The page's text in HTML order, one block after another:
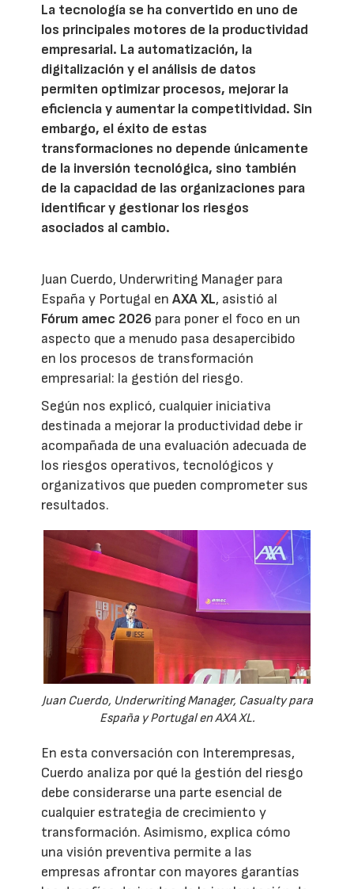
La tecnología se ha convertido en uno de
los principales motores de la productividad
empresarial. La automatización, la
digitalización y el análisis de datos
permiten optimizar procesos, mejorar la
eficiencia y aumentar la competitividad. Sin
embargo, el éxito de estas
transformaciones no depende únicamente
de la inversión tecnológica, sino también
de la capacidad de las organizaciones para
identificar y gestionar los riesgos
asociados al cambio.
Juan Cuerdo, Underwriting Manager para
España y Portugal enAXA XL, asistió al
Fórum amec 2026 para poner el foco en un
aspecto que a menudo pasa desapercibido
en los procesos de transformación
empresarial: la gestión del riesgo.
Según nos explicó, cualquier iniciativa
destinada a mejorar la productividad debe ir
acompañada de una evaluación adecuada de
los riesgos operativos, tecnológicos y
organizativos que pueden comprometer sus
resultados.
Juan Cuerdo, Underwriting Manager, Casualty para
España y Portugal en AXA XL.
En esta conversación con Interempresas,
Cuerdo analiza por qué la gestión del riesgo
debe considerarse una parte esencial de
cualquier estrategia de crecimiento y
transformación. Asimismo, explica cómo
una visión preventiva permite a las
empresas afrontar con mayores garantías